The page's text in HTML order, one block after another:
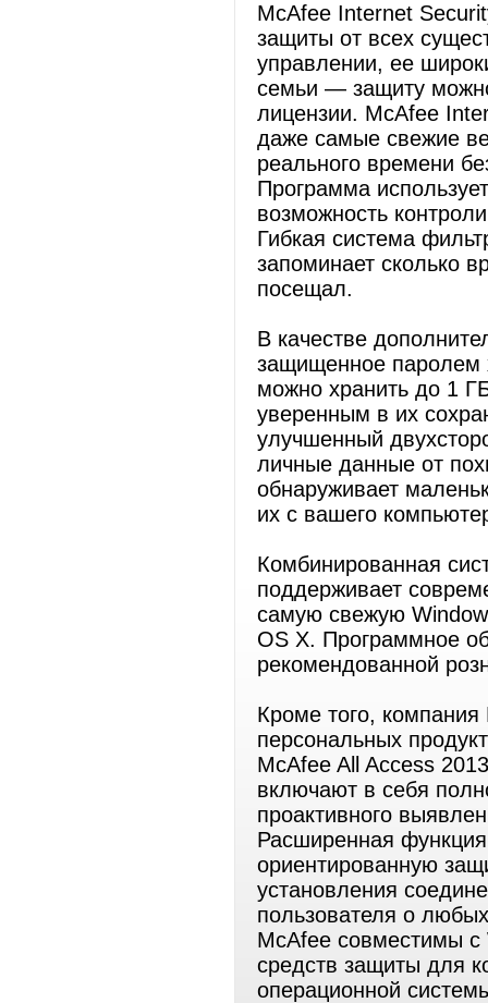
McAfee Internet
защиты от всех
управлении, ее
семьи — защиту
лицензии. McAfee
даже самые свежие
реального времени
Программа
возможность
Гибкая система
запоминает сколько
посещал.
В качестве
защищенное
можно хранить до 1
уверенным в их
улучшенный
личные данные от
обнаруживает
их с вашего
Комбинированная
поддерживает
самую свежую
OS X. Программное
рекомендованной
Кроме того,
персональных
McAfee All Access
включают в себя
проактивного
Расширенная функция
ориентированную
установления
пользователя о
McAfee совместимы с
средств защиты для
операционной